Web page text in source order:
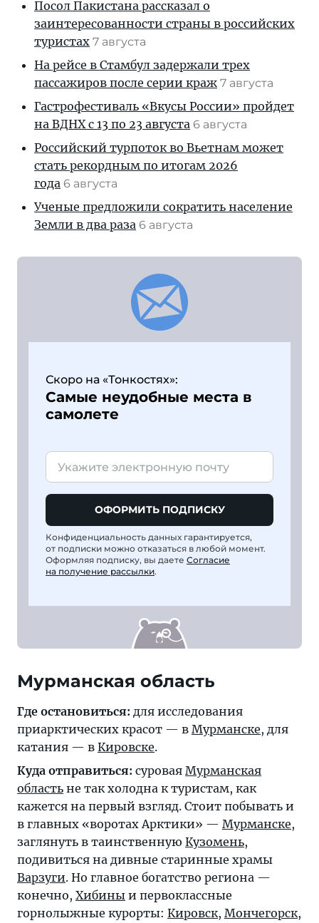
Посол Пакистана рассказал о
заинтересованности страны в российских
туристах 7 августа
На рейсе в Стамбул задержали трех
пассажиров после серии краж 7 августа
Гастрофестиваль «Вкусы России» пройдет
на ВДНХ с 13 по 23 августа 6 августа
Российский турпоток во Вьетнам может
стать рекордным по итогам 2026
года 6 августа
Ученые предложили сократить население
Земли в два раза 6 августа
Скоро на «Тонкостях»:
Самые неудобные места в
самолете
ОФОРМИТЬ ПОДПИСКУ
Конфиденциальность данных гарантируется,
от подписки можно отказаться в любой момент.
Оформляя подписку, вы даете Согласие
на получение рассылки.
Мурманская область
Где остановиться: для исследования
приарктических красот — в Мурманске, для
катания — в Кировске.
Куда отправиться: суровая Мурманская
область не так холодна к туристам, как
кажется на первый взгляд. Стоит побывать и
в главных «воротах Арктики» — Мурманске,
заглянуть в таинственную Кузомень,
подивиться на дивные старинные храмы
Варзуги. Но главное богатство региона —
конечно, Хибины и первоклассные
горнолыжные курорты: Кировск, Мончегорск,